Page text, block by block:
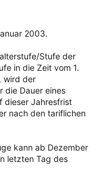
2003.
Stufe der
in die Zeit vom 1.
wird der
die Dauer eines
dieser Jahresfrist
nach den tariflichen
kann ab Dezember
letzten Tag des